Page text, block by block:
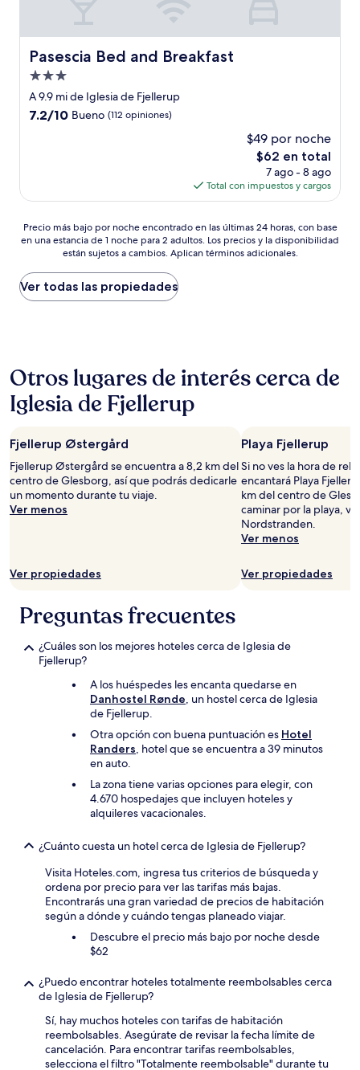
Pasescia Bed and Breakfast
Pasescia Bed and Breakfast
Propiedad
de
3.0
A 9.9 mi de Iglesia de Fjellerup
7.2
7.2/10 Bueno (112 opiniones)
$49 por noche
El
precio
actual
es
$62
$62 en total
7 ago - 8 ago
Total con impuestos y cargos
Precio
más
por
noche
encontrado
horas,
con
base
en
estancia
de
1
noche
para
2
y
están
cambios.
Precio más bajo por noche encontrado en las últimas 24 horas, con base
en una estancia de 1 noche para 2 adultos. Los precios y la disponibilidad
están sujetos a cambios. Aplican términos adicionales.
Ver todas las propiedades
Otros lugares de interés cerca de
Iglesia de Fjellerup
Fjellerup Østergård
Fjellerup Østergård se encuentra a 8,2 km del
centro de Glesborg, así que podrás dedicarle
un momento durante tu viaje.
Ver menos
Ver propiedades
Playa Fjellerup
Si no ves la hora de
encantará Playa
km del centro de
caminar por la playa,
Nordstranden.
Ver menos
Ver propiedades
Preguntas frecuentes
¿Cuáles son los mejores hoteles cerca de Iglesia de
Fjellerup?
A los huéspedes les encanta quedarse en
Danhostel Rønde, un hostel cerca de Iglesia
de Fjellerup.
Otra opción con buena puntuación es Hotel
Randers, hotel que se encuentra a 39 minutos
en auto.
La zona tiene varias opciones para elegir, con
4.670 hospedajes que incluyen hoteles y
alquileres vacacionales.
¿Cuánto cuesta un hotel cerca de Iglesia de Fjellerup?
Visita Hoteles.com, ingresa tus criterios de búsqueda y
ordena por precio para ver las tarifas más bajas.
Encontrarás una gran variedad de precios de habitación
según a dónde y cuándo tengas planeado viajar.
Descubre el precio más bajo por noche desde
$62
¿Puedo encontrar hoteles totalmente reembolsables cerca
de Iglesia de Fjellerup?
Sí, hay muchos hoteles con tarifas de habitación
reembolsables. Asegúrate de revisar la fecha límite de
cancelación. Para encontrar tarifas reembolsables,
selecciona el filtro "Totalmente reembolsable" durante tu